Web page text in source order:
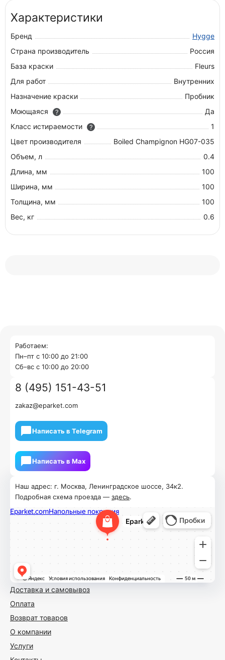
Характеристики
Бренд
Hygge
Страна производитель
Россия
База краски
Fleurs
Для работ
Внутренних
Назначение краски
Пробник
Моющаяся
?
Да
Класс истираемости
?
1
Цвет производителя
Boiled Champignon HG07-035
Объем, л
0.4
Длина, мм
100
Ширина, мм
100
Толщина, мм
100
Вес, кг
0.6
Доставка и самовывоз
Оплата
Возврат товаров
О компании
Услуги
Наш адрес: г. Москва, Ленинградское шоссе, 34к2.
Подробная схема проезда — здесь.
Работаем:
Пн–пт с 10:00 до 21:00
Cб–вс с 10:00 до 20:00
8 (495) 151-43-51
zakaz@eparket.com
Написать в Telegram
Написать в Мах